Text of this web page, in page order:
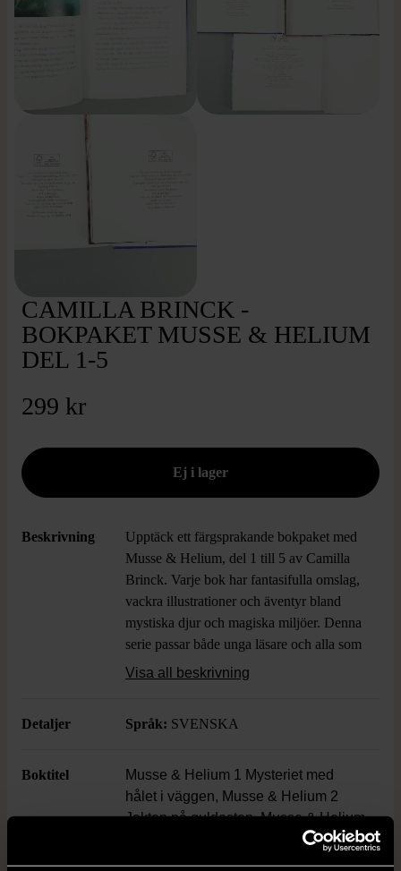
CAMILLA BRINCK -
BOKPAKET MUSSE & HELIUM
DEL 1-5
299 kr
Beskrivning
Upptäck ett färgsprakande bokpaket med
Musse & Helium, del 1 till 5 av Camilla
Brinck. Varje bok har fantasifulla omslag,
vackra illustrationer och äventyr bland
mystiska djur och magiska miljöer. Denna
serie passar både unga läsare och alla som
gillar spänning, vänskap och magiska
Visa all beskrivning
Detaljer Språk: SVENSKA
Boktitel
Musse & Helium 1 Mysteriet med
hålet i väggen, Musse & Helium 2
Jakten på guldosten, Musse & Helium
3 Äventyret i Lindrizia, Musse &